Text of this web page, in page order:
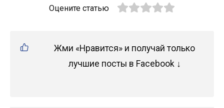
Оцените статью
Жми «Нравится» и получай только
лучшие посты в Facebook ↓